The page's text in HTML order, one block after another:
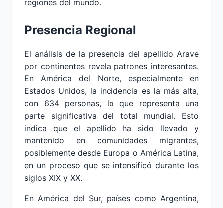
regiones del mundo.
Presencia Regional
El análisis de la presencia del apellido Arave
por continentes revela patrones interesantes.
En América del Norte, especialmente en
Estados Unidos, la incidencia es la más alta,
con 634 personas, lo que representa una
parte significativa del total mundial. Esto
indica que el apellido ha sido llevado y
mantenido en comunidades migrantes,
posiblemente desde Europa o América Latina,
en un proceso que se intensificó durante los
siglos XIX y XX.
En América del Sur, países como Argentina,